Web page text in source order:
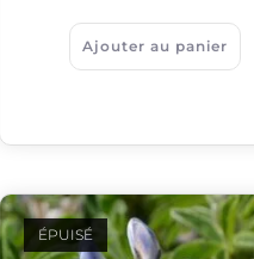
Ajouter au panier
ÉPUISÉ